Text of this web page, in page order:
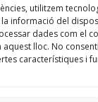
utilitzem
informació del
dades com el
aquest lloc. No
característiques i